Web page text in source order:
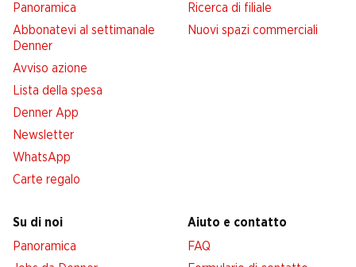
Panoramica
Abbonatevi al settimanale
Denner
Avviso azione
Lista della spesa
Denner App
Newsletter
WhatsApp
Carte regalo
Ricerca di filiale
Nuovi spazi commerciali
Su di noi
Panoramica
Aiuto e contatto
FAQ